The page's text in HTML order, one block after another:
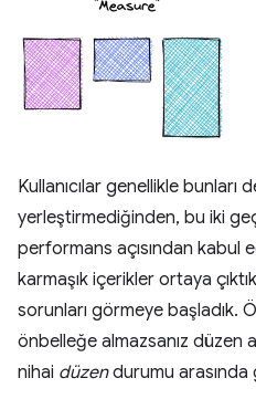
Kullanıcılar genellikle bunları
yerleştirmediğinden, bu iki
performans açısından kabul
karmaşık içerikler ortaya
sorunları görmeye başladık.
önbelleğe almazsanız düzen
nihai düzendurumu arasında